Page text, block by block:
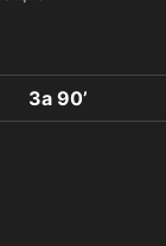
За 90’